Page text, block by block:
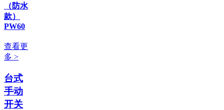
（防水
款）
PW60
查看更
多 >
台式
手动
开关